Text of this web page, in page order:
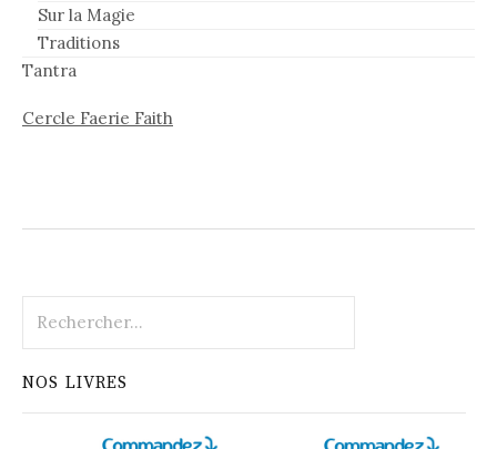
Sur la Magie
Traditions
Tantra
Cercle Faerie Faith
NOS LIVRES